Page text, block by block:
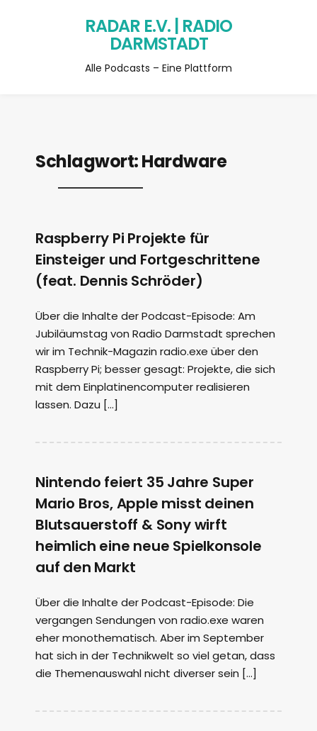
RADAR E.V. | RADIO
DARMSTADT
Alle Podcasts – Eine Plattform
Schlagwort:Hardware
Raspberry Pi Projekte für
Einsteiger und Fortgeschrittene
(feat. Dennis Schröder)
Über die Inhalte der Podcast-Episode: Am
Jubiläumstag von Radio Darmstadt sprechen
wir im Technik-Magazin radio.exe über den
Raspberry Pi; besser gesagt: Projekte, die sich
mit dem Einplatinencomputer realisieren
lassen. Dazu […]
Nintendo feiert 35 Jahre Super
Mario Bros, Apple misst deinen
Blutsauerstoff & Sony wirft
heimlich eine neue Spielkonsole
auf den Markt
Über die Inhalte der Podcast-Episode: Die
vergangen Sendungen von radio.exe waren
eher monothematisch. Aber im September
hat sich in der Technikwelt so viel getan, dass
die Themenauswahl nicht diverser sein […]